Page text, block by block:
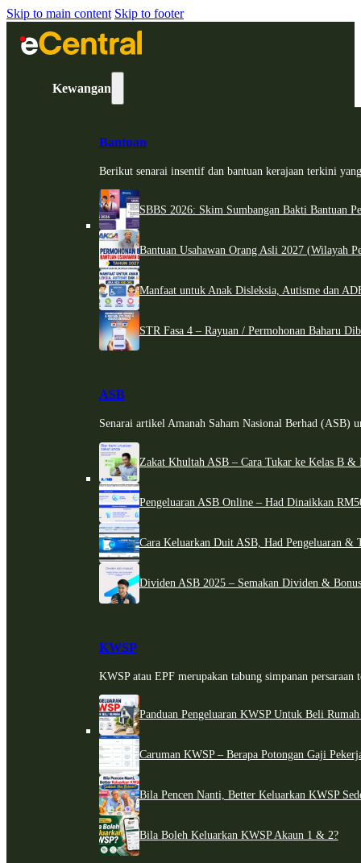
Skip to main content Skip to footer
Kewangan
Bantuan
Berikut senarai insentif dan bantuan kerajaan terkini
SBBS 2026: Skim Sumbangan Bakti Bantuan
Bantuan Usahawan Orang Asli 2027 (Wilayah
Manfaat untuk Anak Disleksia, Autisme dan
STR Fasa 4 – Rayuan / Permohonan Baharu
ASB
Senarai artikel Amanah Saham Nasional Berhad (ASB)
Zakat Khultah ASB – Cara Tukar ke Kelas B &
Pengeluaran ASB Online – Had Dinaikkan
Cara Keluarkan Duit ASB, Had Pengeluaran &
Dividen ASB 2025 – Semakan Dividen &
KWSP
KWSP atau EPF merupakan tabung simpanan persaraan
Panduan Pengeluaran KWSP Untuk Beli
Caruman KWSP – Berapa Potongan Gaji
Bila Pencen Nanti, Better Keluarkan KWSP
Bila Boleh Keluarkan KWSP Akaun 1 & 2?